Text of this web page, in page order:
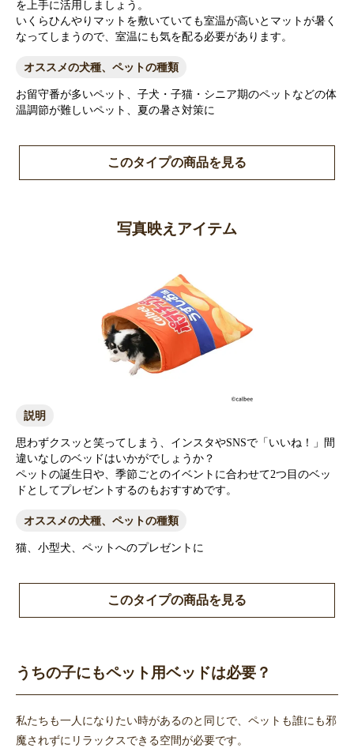
を上手に活用しましょう。
いくらひんやりマットを敷いていても室温が高いとマットが暑く
なってしまうので、室温にも気を配る必要があります。
オススメの犬種、ペットの種類
お留守番が多いペット、子犬・子猫・シニア期のペットなどの体
温調節が難しいペット、夏の暑さ対策に
このタイプの商品を見る
写真映えアイテム
説明
思わずクスッと笑ってしまう、インスタやSNSで「いいね！」間
違いなしのベッドはいかがでしょうか？
ペットの誕生日や、季節ごとのイベントに合わせて2つ目のベッ
ドとしてプレゼントするのもおすすめです。
オススメの犬種、ペットの種類
猫、小型犬、ペットへのプレゼントに
このタイプの商品を見る
うちの子にもペット用ベッドは必要？
私たちも一人になりたい時があるのと同じで、ペットも誰にも邪
魔されずにリラックスできる空間が必要です。